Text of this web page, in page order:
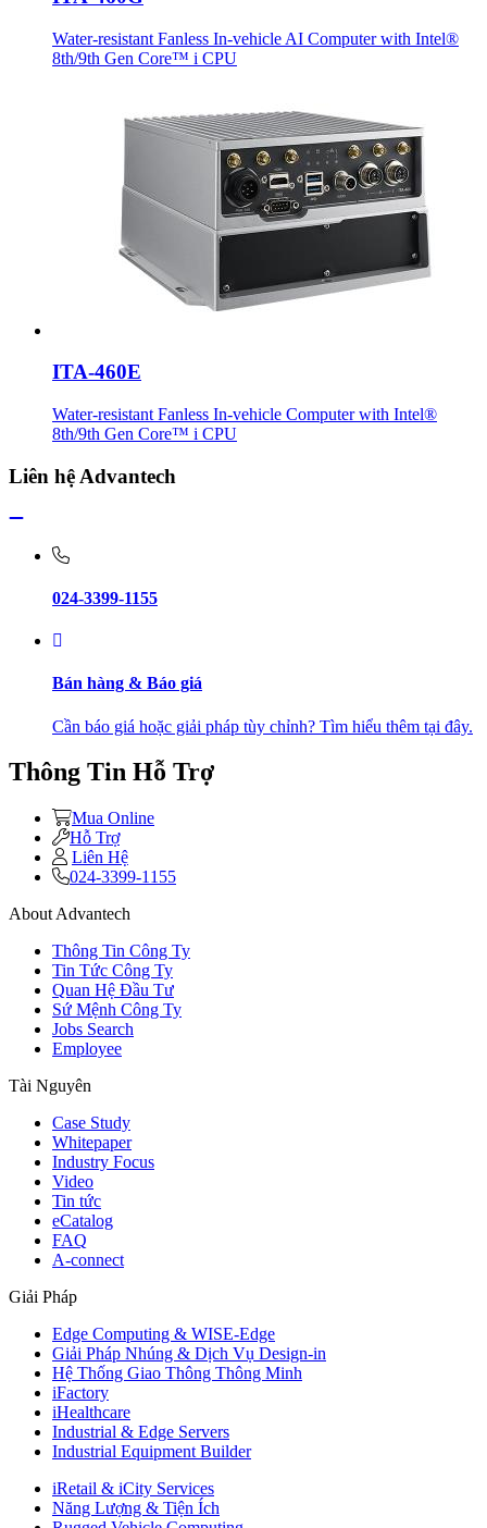
Water-resistant Fanless In-vehicle AI Computer with Intel®
8th/9th Gen Core™ i CPU
ITA-460E
Water-resistant Fanless In-vehicle Computer with Intel®
8th/9th Gen Core™ i CPU
Liên hệ Advantech
024-3399-1155
Bán hàng & Báo giá
Cần báo giá hoặc giải pháp tùy chỉnh? Tìm hiểu thêm tại đây.
Thông Tin Hỗ Trợ
Mua Online
Hỗ Trợ
Liên Hệ
024-3399-1155
About Advantech
Thông Tin Công Ty
Tin Tức Công Ty
Quan Hệ Đầu Tư
Sứ Mệnh Công Ty
Jobs Search
Employee
Tài Nguyên
Case Study
Whitepaper
Industry Focus
Video
Tin tức
eCatalog
FAQ
A-connect
Giải Pháp
Edge Computing & WISE-Edge
Giải Pháp Nhúng & Dịch Vụ Design-in
Hệ Thống Giao Thông Thông Minh
iFactory
iHealthcare
Industrial & Edge Servers
Industrial Equipment Builder
iRetail & iCity Services
Năng Lượng & Tiện Ích